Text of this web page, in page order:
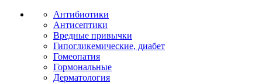
Антибиотики
Антисептики
Вредные привычки
Гипогликемические, диабет
Гомеопатия
Гормональные
Дерматология